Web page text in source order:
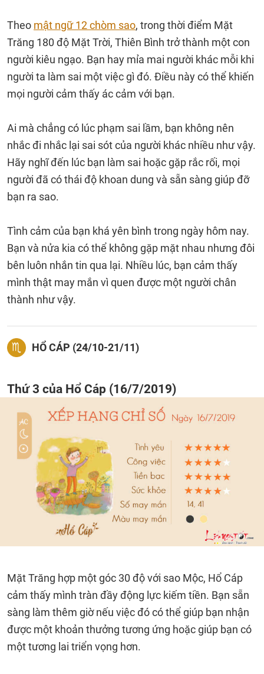
Theo mật ngữ 12 chòm sao, trong thời điểm Mặt
Trăng 180 độ Mặt Trời, Thiên Bình trở thành một con
người kiêu ngạo. Bạn hay mỉa mai người khác mỗi khi
người ta làm sai một việc gì đó. Điều này có thể khiến
mọi người cảm thấy ác cảm với bạn.
Ai mà chẳng có lúc phạm sai lầm, bạn không nên
nhắc đi nhắc lại sai sót của người khác nhiều như vậy.
Hãy nghĩ đến lúc bạn làm sai hoặc gặp rắc rối, mọi
người đã có thái độ khoan dung và sẵn sàng giúp đỡ
bạn ra sao.
Tình cảm của bạn khá yên bình trong ngày hôm nay.
Bạn và nửa kia có thể không gặp mặt nhau nhưng đôi
bên luôn nhắn tin qua lại. Nhiều lúc, bạn cảm thấy
mình thật may mắn vì quen được một người chân
thành như vậy.
HỔ CÁP (24/10-21/11)
Thứ 3 của Hổ Cáp (16/7/2019)
Mặt Trăng hợp một góc 30 độ với sao Mộc, Hổ Cáp
cảm thấy mình tràn đầy động lực kiếm tiền. Bạn sẵn
sàng làm thêm giờ nếu việc đó có thể giúp bạn nhận
được một khoản thưởng tương ứng hoặc giúp bạn có
một tương lai triển vọng hơn.